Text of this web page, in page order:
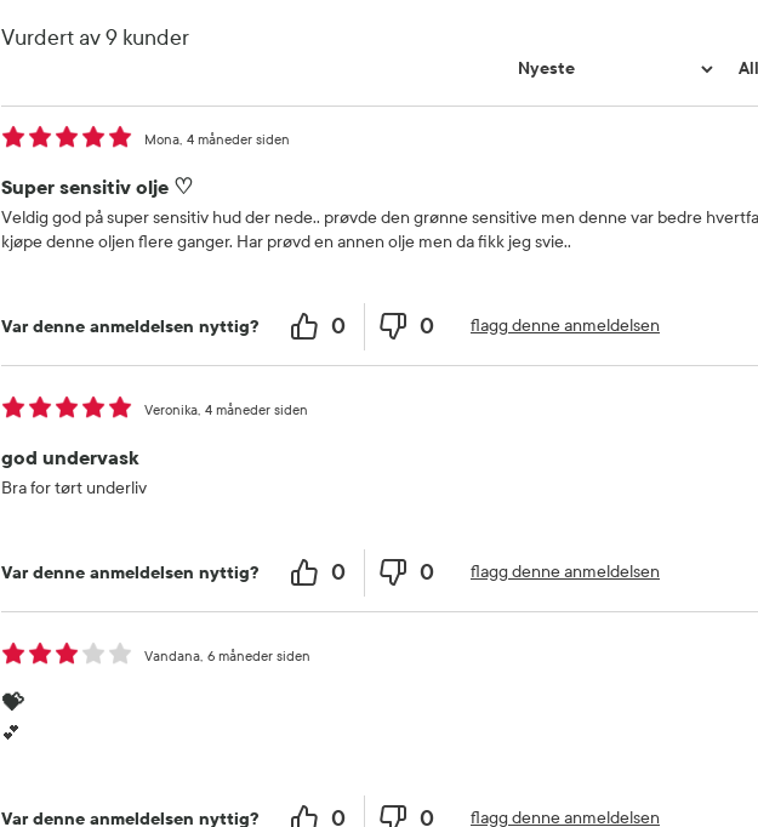
Vurdert av 9 kunder
Super sensitiv olje ♡
4 måneder siden
Mona
Veldig god på super sensitiv hud der nede.. prøvde den grønne sensitive men denne var bedre
kjøpe denne oljen flere ganger. Har prøvd en annen olje men da fikk jeg svie..
Var denne anmeldelsen nyttig? 0 0 flagg denne anmeldelsen
god undervask
4 måneder siden
Veronika
Bra for tørt underliv
Var denne anmeldelsen nyttig? 0 0 flagg denne anmeldelsen
💝
6 måneder siden
Vandana
💕
Var denne anmeldelsen nyttig? 0 0 flagg denne anmeldelsen